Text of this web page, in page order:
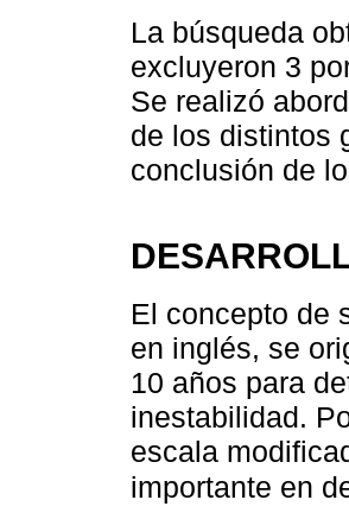
La búsqueda
excluyeron 3
Se realizó
de los distintos
conclusión de
El concepto de
en inglés, se
10 años para
inestabilidad.
escala
importante en